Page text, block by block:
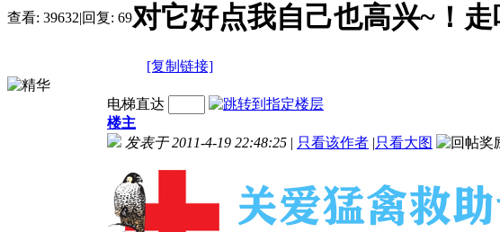
查看: 39632|回复: 69对它好点我自己也高兴~！走
[复制链接]
电梯直达
楼主
发表于 2011-4-19 22:48:25 | 只看该作者 |只看大图